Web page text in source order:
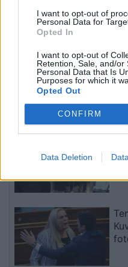
I want to opt-out of
Personal Data for
Opted In
I want to opt-out of
Retention, Sale, and/or
Personal Data that Is
Purposes for which it
Opted Out
CONFIRM
Data Deletion
Përfundon numërimi në
Bashkinë e Poliçanit, ky
është rezultati
12:13 / 26/04/2021
të fundit